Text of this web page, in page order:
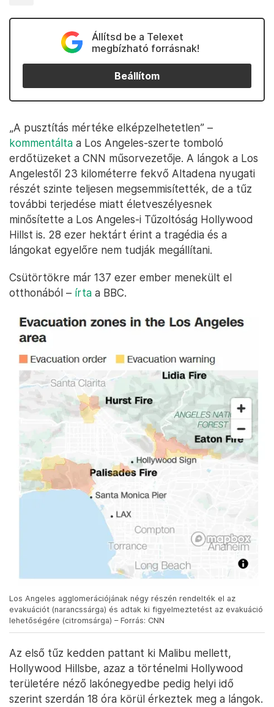
Állítsd be a Telexet
megbízható forrásnak!
Beállítom
„A pusztítás mértéke elképzelhetetlen” –
kommentálta a Los Angeles-szerte tomboló
erdőtüzeket a CNN műsorvezetője. A lángok a Los
Angelestől 23 kilométerre fekvő Altadena nyugati
részét szinte teljesen megsemmisítették, de a tűz
további terjedése miatt életveszélyesnek
minősítette a Los Angeles-i Tűzoltóság Hollywood
Hillst is. 28 ezer hektárt érint a tragédia és a
lángokat egyelőre nem tudják megállítani.
Csütörtökre már 137 ezer ember menekült el
otthonából – írta a BBC.
Los Angeles agglomerációjának négy részén rendelték el az
evakuációt (narancssárga) és adtak ki figyelmeztetést az evakuáció
lehetőségére (citromsárga) – Forrás: CNN
Az első tűz kedden pattant ki Malibu mellett,
Hollywood Hillsbe, azaz a történelmi Hollywood
területére néző lakónegyedbe pedig helyi idő
szerint szerdán 18 óra körül érkeztek meg a lángok.